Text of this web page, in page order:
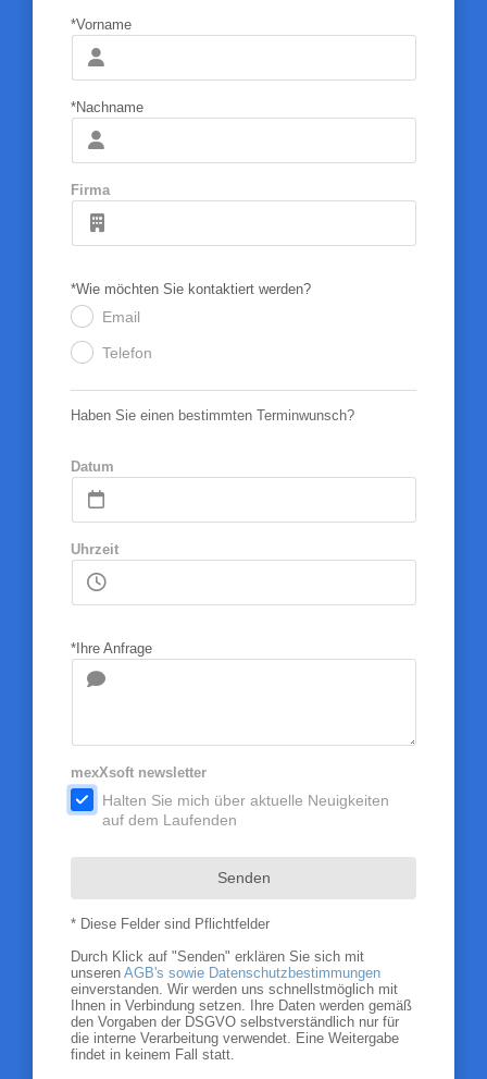
*Vorname
*Nachname
Firma
*Wie möchten Sie kontaktiert werden?
Email
Telefon
Haben Sie einen bestimmten Terminwunsch?
Datum
Uhrzeit
*Ihre Anfrage
mexXsoft newsletter
.
Halten Sie mich über aktuelle Neuigkeiten
auf dem Laufenden
Senden
* Diese Felder sind Pflichtfelder
Durch Klick auf "Senden" erklären Sie sich mit
unseren AGB's sowie Datenschutzbestimmungen
einverstanden. Wir werden uns schnellstmöglich mit
Ihnen in Verbindung setzen. Ihre Daten werden gemäß
den Vorgaben der DSGVO selbstverständlich nur für
die interne Verarbeitung verwendet. Eine Weitergabe
findet in keinem Fall statt.